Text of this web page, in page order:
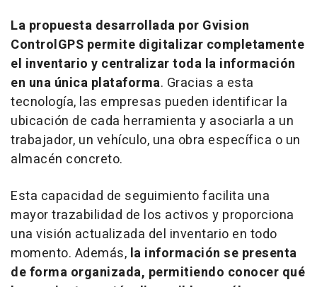
La propuesta desarrollada por Gvision
ControlGPS permite digitalizar completamente
el inventario y centralizar toda la información
en una única plataforma. Gracias a esta
tecnología, las empresas pueden identificar la
ubicación de cada herramienta y asociarla a un
trabajador, un vehículo, una obra específica o un
almacén concreto.
Esta capacidad de seguimiento facilita una
mayor trazabilidad de los activos y proporciona
una visión actualizada del inventario en todo
momento. Además, la información se presenta
de forma organizada, permitiendo conocer qué